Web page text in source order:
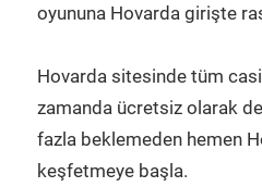
oyununa Hovarda girişte
Hovarda sitesinde tüm
zamanda ücretsiz olarak
fazla beklemeden hemen
keşfetmeye başla.